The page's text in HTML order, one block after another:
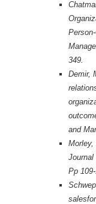
349.
Demir,
and
Morley,
Journal
Pp 109-